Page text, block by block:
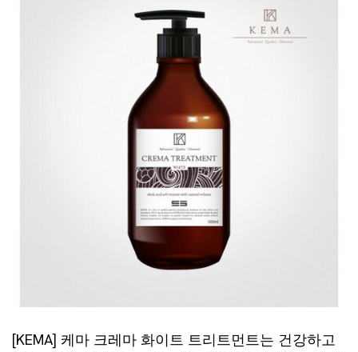
[KEMA] 케마 크레마 화이트 트리트먼트는 건강하고